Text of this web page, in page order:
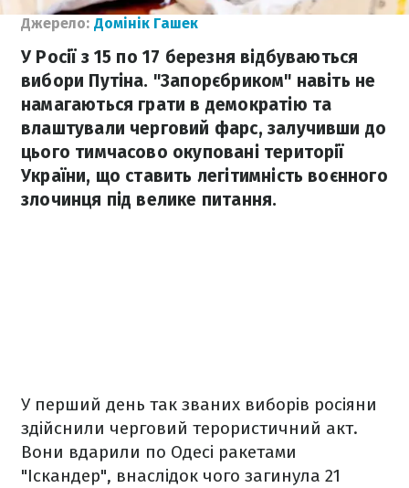
Джерело: Домінік Гашек
У Росії з 15 по 17 березня відбуваються
вибори Путіна. "Запорєбриком" навіть не
намагаються грати в демократію та
влаштували черговий фарс, залучивши до
цього тимчасово окуповані території
України, що ставить легітимність воєнного
злочинця під велике питання.
У перший день так званих виборів росіяни
здійснили черговий терористичний акт.
Вони вдарили по Одесі ракетами
"Іскандер", внаслідок чого загинула 21